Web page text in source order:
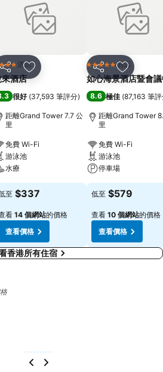
享 放到收藏夾
級 酒店
來酒店
很好 (37,593 筆評分)
距離Grand Tower 7.7 公
里
免費 Wi-Fi
游泳池
水療
至 $337
看 14 個網站的價格
查看價格
分享 放到收藏
5 星級 酒店
如心海景酒店暨會
8.6 極佳 (87,163 筆
距離Grand Tower
里
免費 Wi-Fi
游泳池
停車場
低至 $579
查看 10 個網站的價格
查看價格
香港所有住宿